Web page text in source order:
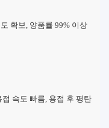
확보, 양품률 99% 이상
속도 빠름, 용접 후 평탄